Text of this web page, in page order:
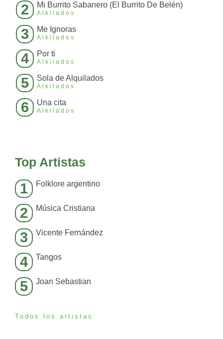
2 Mi Burrito Sabanero (El Burrito De Belén)
Alkilados
3 Me Ignoras
Alkilados
4 Por ti
Alkilados
5 Sola de Alquilados
Alkilados
6 Una cita
Alkilados
Top Artistas
1 Folklore argentino
2 Música Cristiana
3 Vicente Fernández
4 Tangos
5 Joan Sebastian
Todos los artistas